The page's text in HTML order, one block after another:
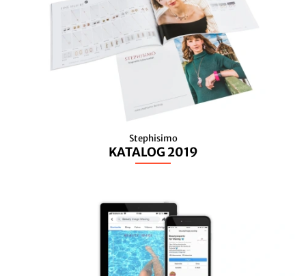
Stephisimo
KATALOG 2019